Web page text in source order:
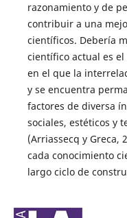
razonamiento y de
contribuir a una
científicos. Debería
científico actual es
en el que la
y se encuentra
factores de diversa
sociales, estéticos y
(Arriassecq y Greca,
cada conocimiento
largo ciclo de